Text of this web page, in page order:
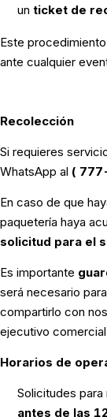
un ticket de
Este
ante cualquier
Recolección
Si requieres
WhatsApp al (
En caso de que
paquetería haya
solicitud para el
Es importante
será necesario
compartirlo con
ejecutivo
Horarios de
Solicitudes
antes de las